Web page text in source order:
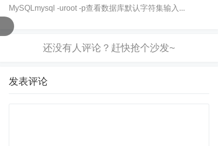
MySQLmysql -uroot -p查看数据库默认字符集输入...
发表评论